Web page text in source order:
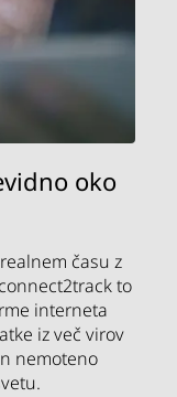
oko
času z
to
interneta
iz več virov
nemoteno